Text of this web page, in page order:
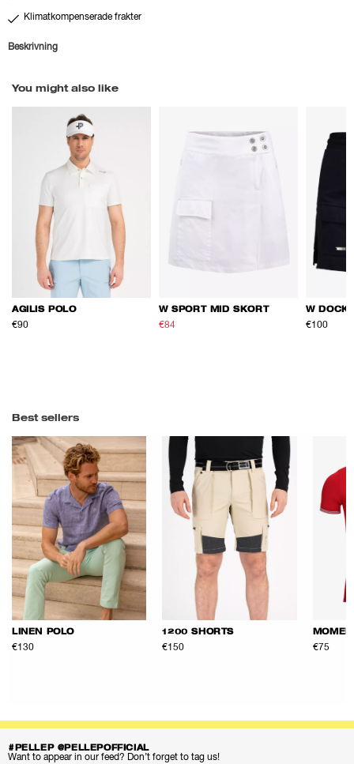
Klimatkompenserade frakter
Beskrivning
You might also like
AGILIS POLO
€90
W SPORT MID SKORT
€84
W DOCK
€100
Best sellers
LINEN POLO
€130
1200 SHORTS
€150 €75
#PELLEP @PELLEPOFFICIAL
Want to appear in our feed? Don’t forget to tag us!